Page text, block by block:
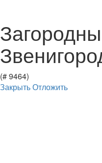
(# 9464)
ЗакрытьОтложить